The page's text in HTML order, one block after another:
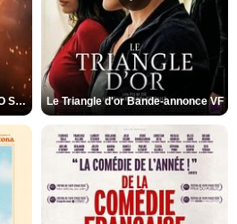
L'Odyssée Bande-annonce VO STFR Le Triangle d'or Bande-annonce VF